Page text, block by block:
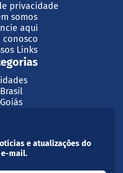
privacidade
somos
aqui
conosco
Links
Brasil
Goiás
e atualizações do
e-mail.